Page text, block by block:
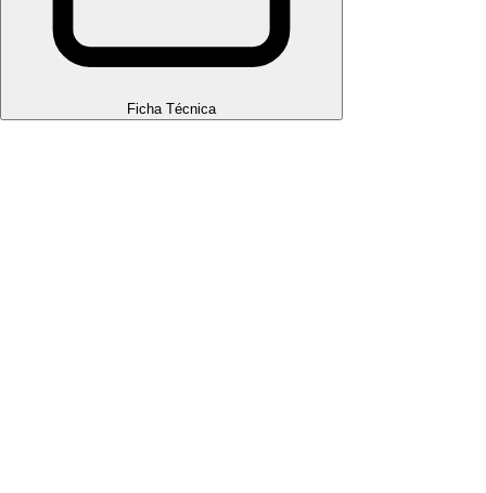
Ficha Técnica